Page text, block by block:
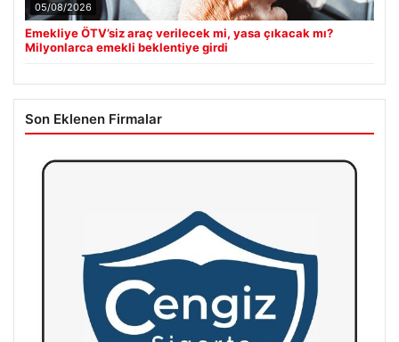
05/08/2026
Emekliye ÖTV’siz araç verilecek mi, yasa çıkacak mı?
Milyonlarca emekli beklentiye girdi
Son Eklenen Firmalar